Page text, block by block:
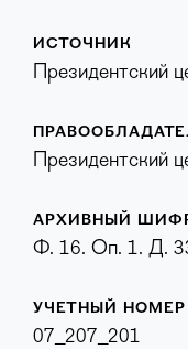
ИСТОЧНИК
Президентский
Президентский
АРХИВНЫЙ
Ф. 16. Оп. 1. Д.
УЧЕТНЫЙ НОМЕР
07_207_201